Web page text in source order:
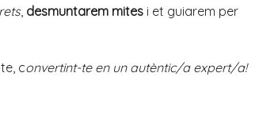
, desmuntarem mites i et guiarem per
convertint-te en un autèntic/a expert/a!